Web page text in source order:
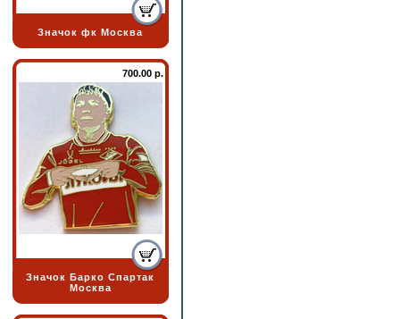
Значок фк Москва
700.00 р.
Значок Барко Спартак
Москва